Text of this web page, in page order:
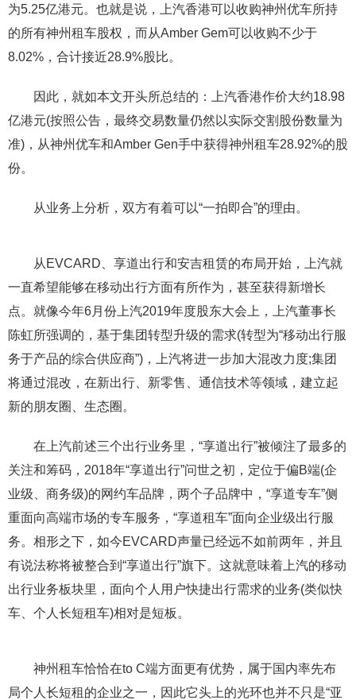
为5.25亿港元。也就是说，上汽香港可以收购神州优车所持
的所有神州租车股权，而从Amber Gem可以收购不少于
8.02%，合计接近28.9%股比。
因此，就如本文开头所总结的：上汽香港作价大约18.98
亿港元(按照公告，最终交易数量仍然以实际交割股份数量为
准)，从神州优车和Amber Gen手中获得神州租车28.92%的股
份。
从业务上分析，双方有着可以“一拍即合”的理由。
从EVCARD、享道出行和安吉租赁的布局开始，上汽就
一直希望能够在移动出行方面有所作为，甚至获得新增长
点。就像今年6月份上汽2019年度股东大会上，上汽董事长
陈虹所强调的，基于集团转型升级的需求(转型为“移动出行服
务于产品的综合供应商”)，上汽将进一步加大混改力度;集团
将通过混改，在新出行、新零售、通信技术等领域，建立起
新的朋友圈、生态圈。
在上汽前述三个出行业务里，“享道出行”被倾注了最多的
关注和筹码，2018年“享道出行”问世之初，定位于偏B端(企
业级、商务级)的网约车品牌，两个子品牌中，“享道专车”侧
重面向高端市场的专车服务，“享道租车”面向企业级出行服
务。相形之下，如今EVCARD声量已经远不如前两年，并且
有说法称将被整合到“享道出行”旗下。这就意味着上汽的移动
出行业务板块里，面向个人用户快捷出行需求的业务(类似快
车、个人长短租车)相对是短板。
神州租车恰恰在to C端方面更有优势，属于国内率先布
局个人长短租的企业之一，因此它头上的光环也并不只是“亚